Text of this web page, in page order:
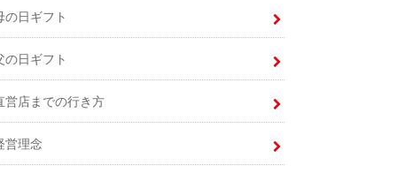
の日ギフト
の日ギフト
営店までの行き方
営理念